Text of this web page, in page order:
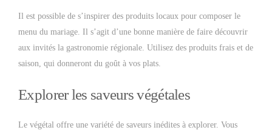
Il est possible de s’inspirer des produits locaux pour composer le
menu du mariage. Il s’agit d’une bonne manière de faire découvrir
aux invités la gastronomie régionale. Utilisez des produits frais et de
saison, qui donneront du goût à vos plats.
Explorer les saveurs végétales
Le végétal offre une variété de saveurs inédites à explorer. Vous